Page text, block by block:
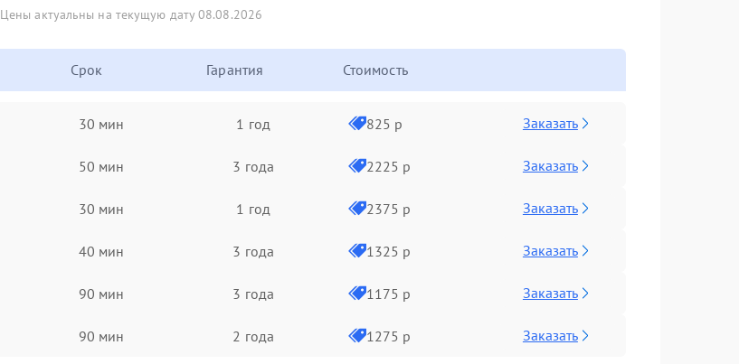
Цены актуальны на текущую дату 08.08.2026
Срок Гарантия Стоимость
30 мин 1 год 825 р Заказать
50 мин 3 года 2225 р Заказать
30 мин 1 год 2375 р Заказать
40 мин 3 года 1325 р Заказать
90 мин 3 года 1175 р Заказать
90 мин 2 года 1275 р Заказать